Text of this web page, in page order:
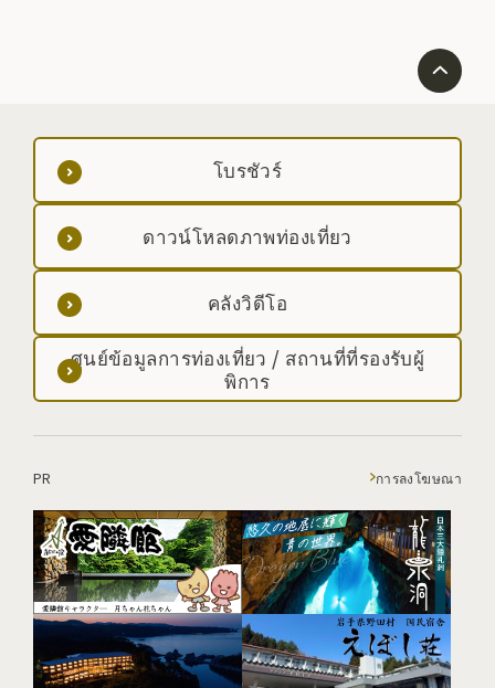
โบรชัวร์
ดาวน์โหลดภาพท่องเที่ยว
คลังวิดีโอ
ศูนย์ข้อมูลการท่องเที่ยว / สถานที่ที่รองรับผู้
พิการ
PR การลงโฆษณา